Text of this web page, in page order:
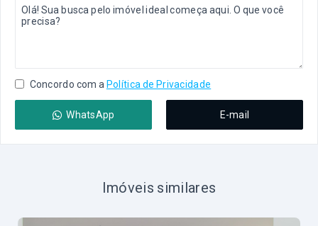
Concordo com a Política de Privacidade
WhatsApp E-mail
Imóveis similares